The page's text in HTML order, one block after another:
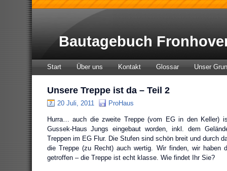
Bautagebuch
Start Über uns Kontakt Glossar Unser
Unsere Treppe ist da – Teil 2
20 Juli, 2011 ProHaus
Hurra… auch die zweite Treppe (vom EG in den Keller)
Gussek-Haus Jungs eingebaut worden, inkl. dem
Treppen im EG Flur. Die Stufen sind schön breit und durch
die Treppe (zu Recht) auch wertig. Wir finden, wir haben
getroffen – die Treppe ist echt klasse. Wie findet Ihr Sie?